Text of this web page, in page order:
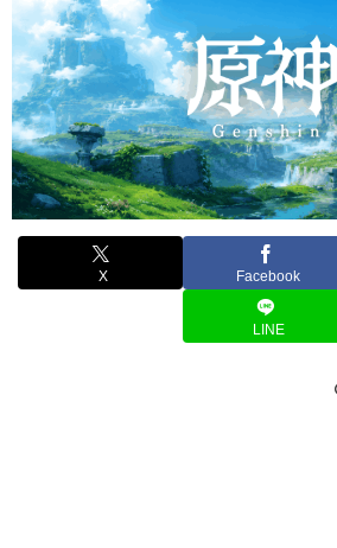
X Facebook
LINE